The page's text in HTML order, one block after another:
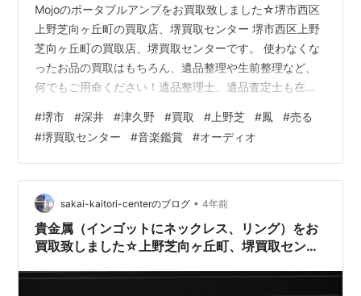
Mojoのポータブルアンプをお買取致しました☆堺市西区
上野芝向ヶ丘町の買取店、堺買取センター 堺市西区上野
芝向ヶ丘町の買取店、堺買取センターです。 使わなくな
ったお品の買取はもちろん、遺品整理や生前整理など、
何でもご用命ください！遺品整理士、遺品査定士も在籍
誠にありがとうございます。 堺市西区上野芝向ヶ丘町の
買取店、堺買取センターには、 堺市（堺区・北区・西
区・中区・東区・南区・美原区）から、 高石市、和泉
市、泉大津市、そして、鳳北町・鳳西町・鳳東町・鳳南
町・鳳中町、 津久野、三国ヶ丘、初芝、羽衣・東羽衣、
上野芝町・上野芝向ヶ丘町・東上野芝…
#堺市 #深井 #津久野 #買取 # 上野芝 #鳳 #売る
#堺買取センター #音楽鑑賞 #オーディオ
sakai-kaitori-centerのブログ • 4年前
貴金属（インゴットにネックレス、リング）をお
買取致しました☆上野芝向ヶ丘町、堺買取センタ